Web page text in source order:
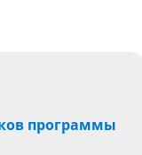
программы